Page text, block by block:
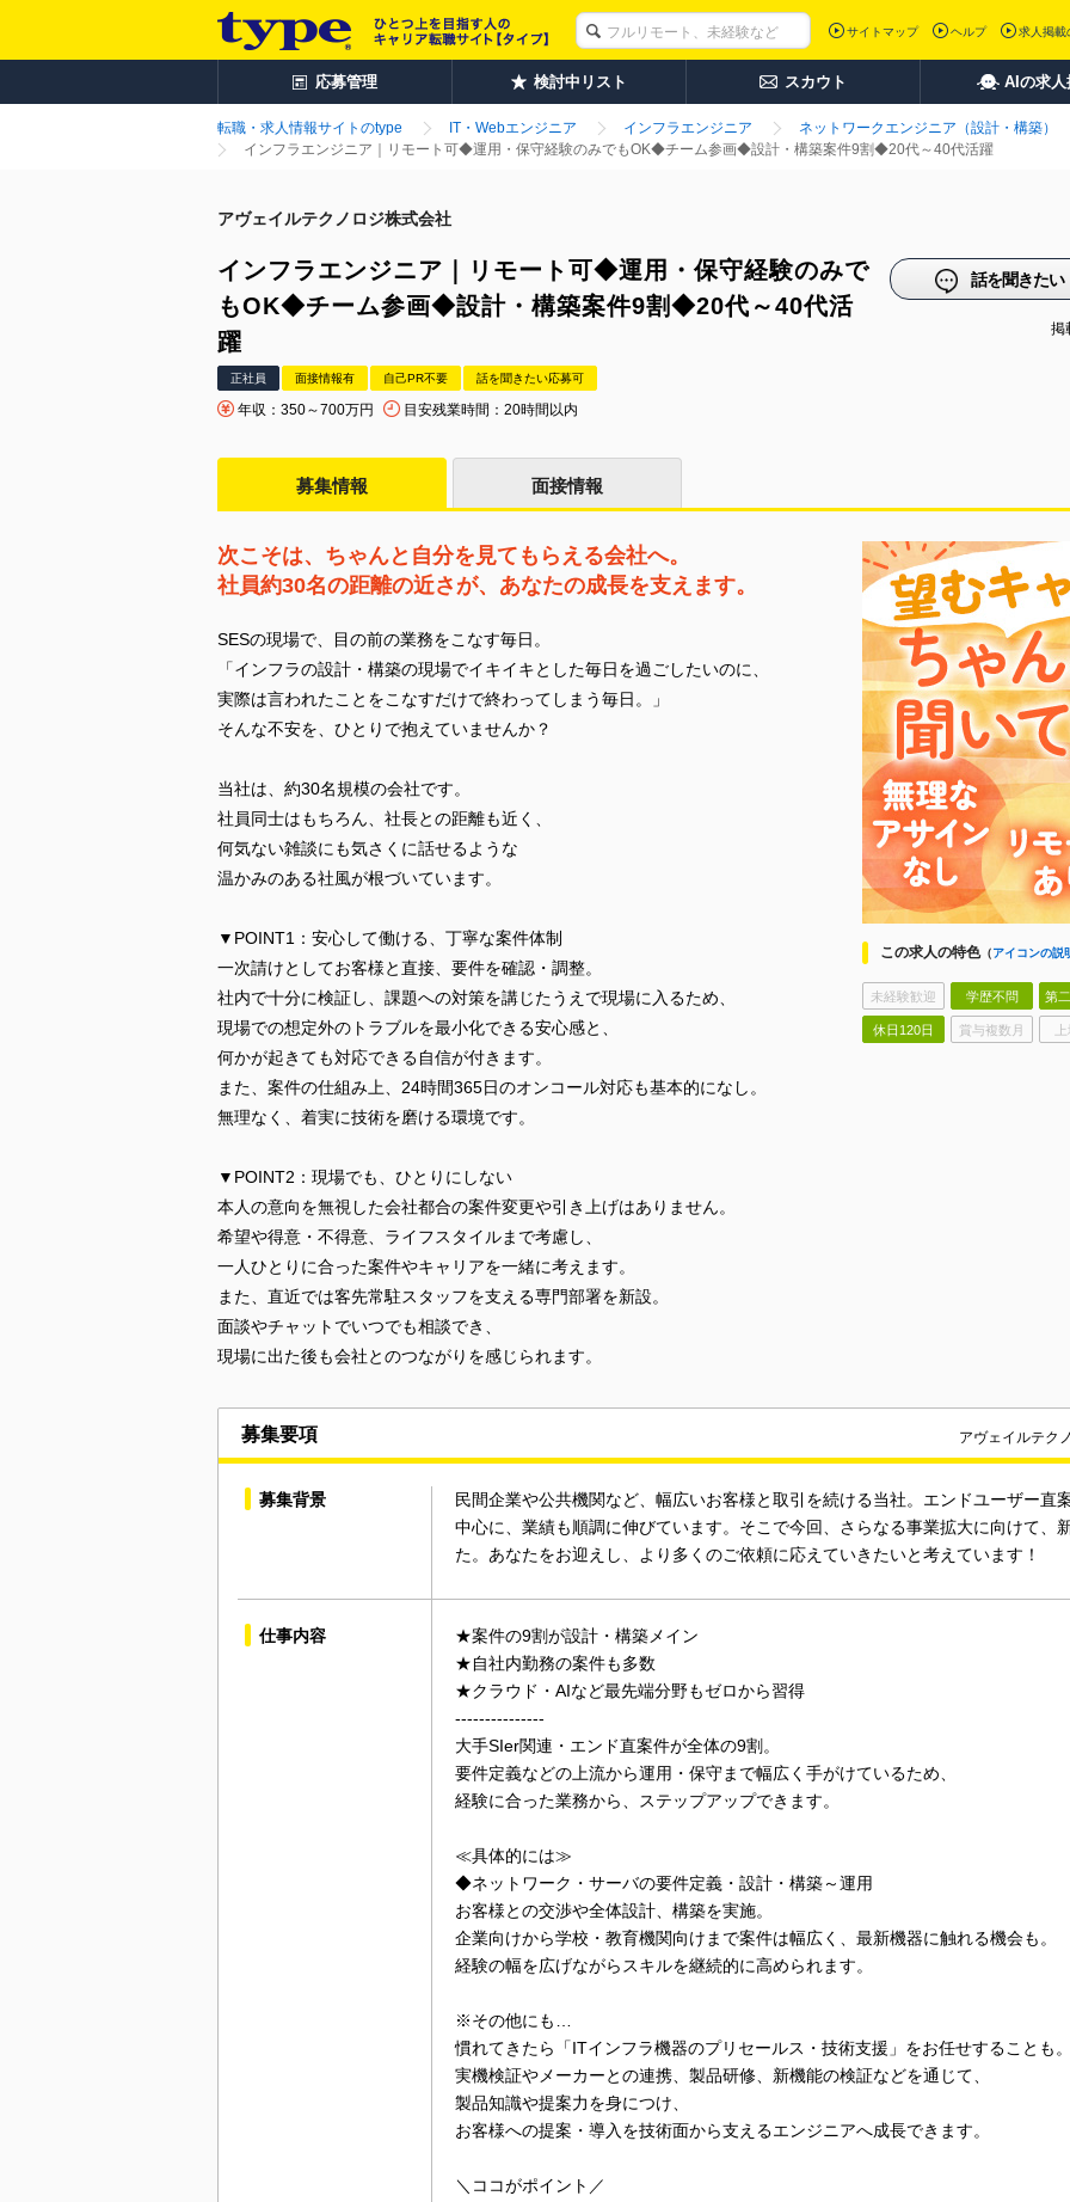
サイトマップ ヘルプ 求人掲載
応募管理 検討中リスト スカウト AIの求人
転職・求人情報サイトのtype IT・Webエンジニア インフラエンジニア
ネットワークエンジニア（設計・構築）
インフラエンジニア｜リモート可◆運用・保守経験のみでもOK◆チーム参画◆設計・構築案件9割◆20代～40代活躍
アヴェイルテクノロジ株式会社
インフラエンジニア｜リモート可◆運用・保守経験のみで
もOK◆チーム参画◆設計・構築案件9割◆20代～40代活
躍
正社員 面接情報有 自己PR不要 話を聞きたい応募可
年収：350～700万円 目安残業時間：20時間以内
話を聞きたい
掲
募集情報 面接情報
この求人の特色（アイコンの説
未経験歓迎 学歴不問 第
休日120日 賞与複数月
次こそは、ちゃんと自分を見てもらえる会社へ。
社員約30名の距離の近さが、あなたの成長を支えます。
SESの現場で、目の前の業務をこなす毎日。
「インフラの設計・構築の現場でイキイキとした毎日を過ごしたいのに、
実際は言われたことをこなすだけで終わってしまう毎日。」
そんな不安を、ひとりで抱えていませんか？
当社は、約30名規模の会社です。
社員同士はもちろん、社長との距離も近く、
何気ない雑談にも気さくに話せるような
温かみのある社風が根づいています。
▼POINT1：安心して働ける、丁寧な案件体制
一次請けとしてお客様と直接、要件を確認・調整。
社内で十分に検証し、課題への対策を講じたうえで現場に入るため、
現場での想定外のトラブルを最小化できる安心感と、
何かが起きても対応できる自信が付きます。
また、案件の仕組み上、24時間365日のオンコール対応も基本的になし。
無理なく、着実に技術を磨ける環境です。
▼POINT2：現場でも、ひとりにしない
本人の意向を無視した会社都合の案件変更や引き上げはありません。
希望や得意・不得意、ライフスタイルまで考慮し、
一人ひとりに合った案件やキャリアを一緒に考えます。
また、直近では客先常駐スタッフを支える専門部署を新設。
面談やチャットでいつでも相談でき、
現場に出た後も会社とのつながりを感じられます。
募集要項 アヴェイルテク
募集背景
民間企業や公共機関など、幅広いお客様と取引を続ける当社。エンドユーザー直
中心に、業績も順調に伸びています。そこで今回、さらなる事業拡大に向けて、
た。あなたをお迎えし、より多くのご依頼に応えていきたいと考えています！
仕事内容
★案件の9割が設計・構築メイン
★自社内勤務の案件も多数
★クラウド・AIなど最先端分野もゼロから習得
---------------
大手SIer関連・エンド直案件が全体の9割。
要件定義などの上流から運用・保守まで幅広く手がけているため、
経験に合った業務から、ステップアップできます。
≪具体的には≫
◆ネットワーク・サーバの要件定義・設計・構築～運用
お客様との交渉や全体設計、構築を実施。
企業向けから学校・教育機関向けまで案件は幅広く、最新機器に触れる機会も。
経験の幅を広げながらスキルを継続的に高められます。
※その他にも…
慣れてきたら「ITインフラ機器のプリセールス・技術支援」をお任せすることも
実機検証やメーカーとの連携、製品研修、新機能の検証などを通じて、
製品知識や提案力を身につけ、
お客様への提案・導入を技術面から支えるエンジニアへ成長できます。
＼ココがポイント／